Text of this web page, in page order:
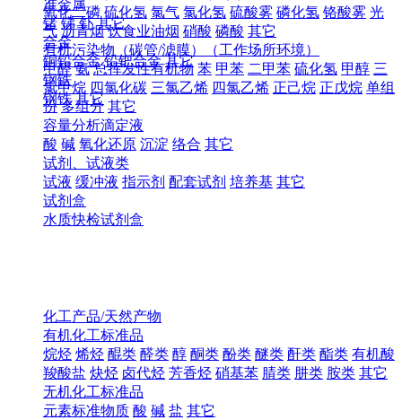
氧化二磷 硫化氢 氯气 氯化氢 硫酸雾 磷化氢 铬酸雾 光
气 沥青烟 饮食业油烟 硝酸 磷酸 其它
有机污染物（碳管/滤膜）（工作场所环境）
甲醛 氨 总挥发性有机物 苯 甲苯 二甲苯 硫化氢 甲醇 三
氯甲烷 四氯化碳 三氯乙烯 四氯乙烯 正己烷 正戊烷 单组
份 多组分 其它
容量分析滴定液
酸 碱 氧化还原 沉淀 络合 其它
试剂、试液类
试液 缓冲液 指示剂 配套试剂 培养基 其它
试剂盒
水质快检试剂盒
准金属
锗 锑 钋 其它
合金
铜铅合金 铅钯合金 其它
钢铁
钢铁 其它
化工产品/天然产物
有机化工标准品
烷烃 烯烃 醌类 醛类 醇 酮类 酚类 醚类 酐类 酯类 有机酸
羧酸盐 炔烃 卤代烃 芳香烃 硝基苯 腈类 肼类 胺类 其它
无机化工标准品
元素标准物质 酸 碱 盐 其它